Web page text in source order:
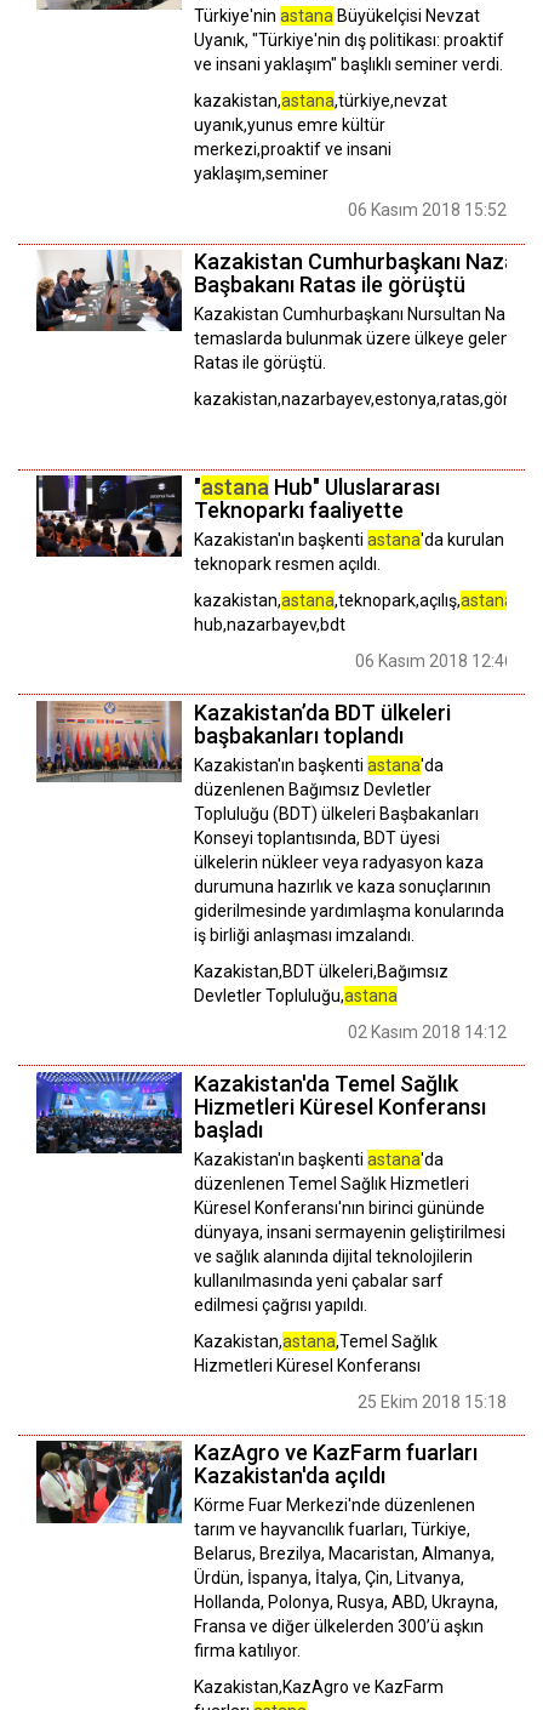
Türkiye'nin astana Büyükelçisi Nevzat
Uyanık, "Türkiye'nin dış politikası: proaktif
ve insani yaklaşım" başlıklı seminer verdi.
kazakistan,astana,türkiye,nevzat
uyanık,yunus emre kültür
merkezi,proaktif ve insani
yaklaşım,seminer
06 Kasım 2018 15:52
Kazakistan Cumhurbaşkanı
Başbakanı Ratas ile görüştü
Kazakistan Cumhurbaşkanı Nursultan
temaslarda bulunmak üzere ülkeye gelen
Ratas ile görüştü.
"astana Hub" Uluslararası
Teknoparkı faaliyette
Kazakistan'ın başkenti astana'da kurulan
teknopark resmen açıldı.
kazakistan,astana,teknopark,açılış,astana
hub,nazarbayev,bdt
06 Kasım 2018 12:46
Kazakistan’da BDT ülkeleri
başbakanları toplandı
Kazakistan'ın başkenti astana'da
düzenlenen Bağımsız Devletler
Topluluğu (BDT) ülkeleri Başbakanları
Konseyi toplantısında, BDT üyesi
ülkelerin nükleer veya radyasyon kaza
durumuna hazırlık ve kaza sonuçlarının
giderilmesinde yardımlaşma konularında
iş birliği anlaşması imzalandı.
Kazakistan,BDT ülkeleri,Bağımsız
Devletler Topluluğu,astana
02 Kasım 2018 14:12
Kazakistan'da Temel Sağlık
Hizmetleri Küresel Konferansı
başladı
Kazakistan'ın başkenti astana'da
düzenlenen Temel Sağlık Hizmetleri
Küresel Konferansı'nın birinci gününde
dünyaya, insani sermayenin geliştirilmesi
ve sağlık alanında dijital teknolojilerin
kullanılmasında yeni çabalar sarf
edilmesi çağrısı yapıldı.
Kazakistan,astana,Temel Sağlık
Hizmetleri Küresel Konferansı
25 Ekim 2018 15:18
KazAgro ve KazFarm fuarları
Kazakistan'da açıldı
Körme Fuar Merkezi'nde düzenlenen
tarım ve hayvancılık fuarları, Türkiye,
Belarus, Brezilya, Macaristan, Almanya,
Ürdün, İspanya, İtalya, Çin, Litvanya,
Hollanda, Polonya, Rusya, ABD, Ukrayna,
Fransa ve diğer ülkelerden 300’ü aşkın
firma katılıyor.
Kazakistan,KazAgro ve KazFarm